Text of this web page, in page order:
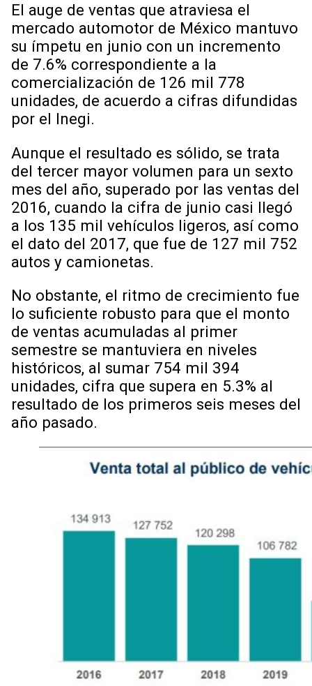
El auge de ventas que atraviesa el
mercado automotor de México mantuvo
su ímpetu en junio con un incremento
de 7.6% correspondiente a la
comercialización de 126 mil 778
unidades, de acuerdo a cifras difundidas
por el Inegi.
Aunque el resultado es sólido, se trata
del tercer mayor volumen para un sexto
mes del año, superado por las ventas del
2016, cuando la cifra de junio casi llegó
a los 135 mil vehículos ligeros, así como
el dato del 2017, que fue de 127 mil 752
autos y camionetas.
No obstante, el ritmo de crecimiento fue
lo suficiente robusto para que el monto
de ventas acumuladas al primer
semestre se mantuviera en niveles
históricos, al sumar 754 mil 394
unidades, cifra que supera en 5.3% al
resultado de los primeros seis meses del
año pasado.